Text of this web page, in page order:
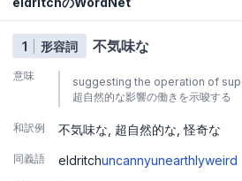
1 形容詞 不気味な
意味
suggesting the operation of
超自然的な影響の働きを示唆する
和訳例 不気味な 超自然的な 怪奇な
同義語 eldritchuncannyunearthlyweird